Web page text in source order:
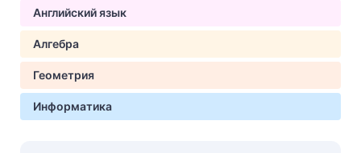
Английский язык
Алгебра
Геометрия
Информатика